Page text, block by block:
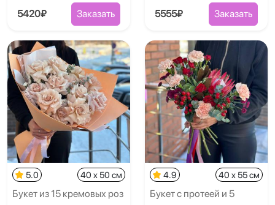
5420₽ Заказать 5555₽ Заказать
5.0 40 x 50 см
Букет из 15 кремовых роз
4.9 40 x 55 см
Букет с протеей и 5